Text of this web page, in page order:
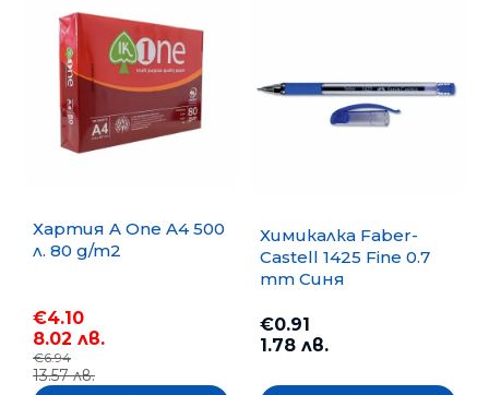
Хартия A One A4 500
л. 80 g/m2
€4.10
8.02 лв.
€6.94
13.57 лв.
Химикалка Faber-
Castell 1425 Fine 0.7
mm Синя
€0.91
1.78 лв.